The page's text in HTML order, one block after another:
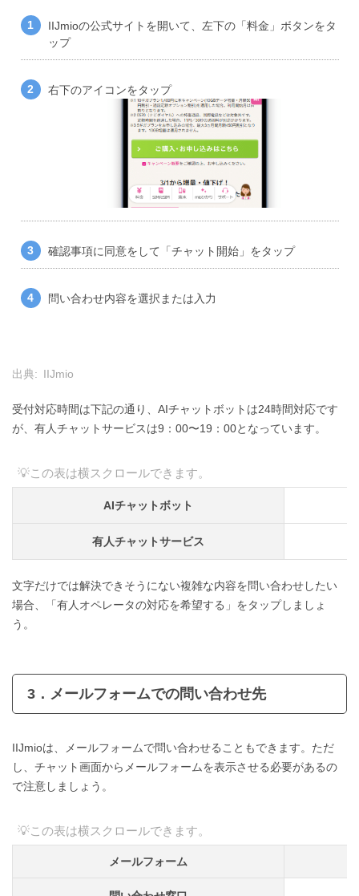
IIJmioの公式サイト を開いて、左下の「料金」ボタンをタ
ップ
右下のアイコンをタップ
確認事項に同意をして「チャット開始」をタップ
問い合わせ内容を選択または入力
出典: IIJmio
受付対応時間は下記の通り、AIチャットボットは24時間対応です
が、有人チャットサービスは9：00〜19：00となっています。
AIチャットボット
有人チャットサービス
文字だけでは解決できそうにない複雑な内容を問い合わせしたい
場合、「有人オペレータの対応を希望する」をタップしましょ
う。
3．メールフォームでの問い合わせ先
IIJmioは、メールフォームで問い合わせることもできます。ただ
し、チャット画面からメールフォームを表示させる必要があるの
で注意しましょう。
メールフォーム